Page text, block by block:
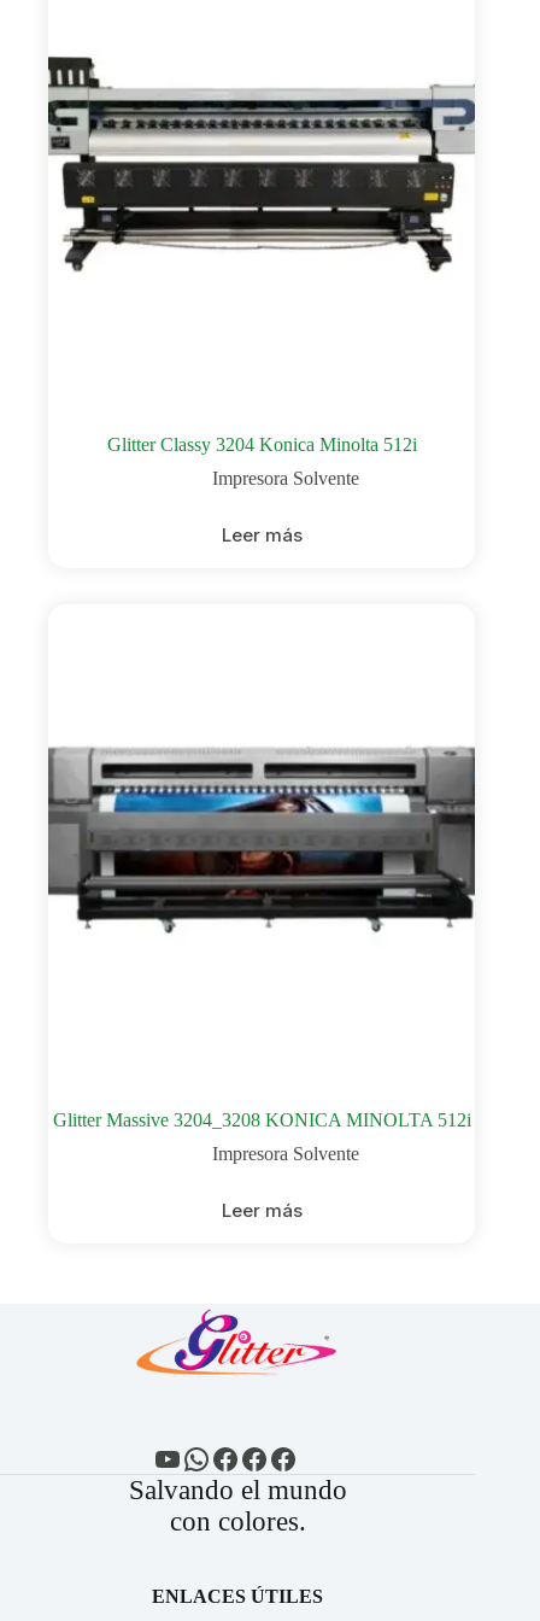
Glitter Classy 3204 Konica Minolta 512i
Impresora Solvente
Leer más
Glitter Massive 3204_3208 KONICA MINOLTA 512i
Impresora Solvente
Leer más
YouTube
WhatsApp
Facebook
Facebook
Facebook
Salvando el mundo
con colores.
ENLACES ÚTILES